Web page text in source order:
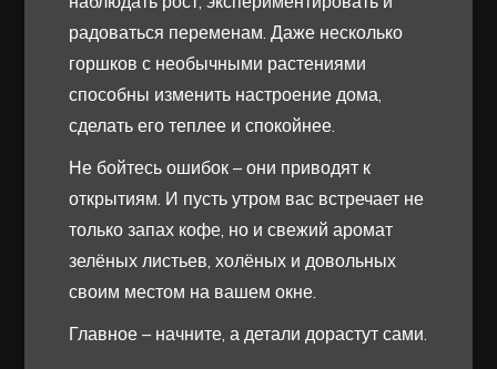
радоваться переменам. Даже несколько
горшков с необычными растениями
способны изменить настроение дома,
сделать его теплее и спокойнее.
Не бойтесь ошибок – они приводят к
открытиям. И пусть утром вас встречает не
только запах кофе, но и свежий аромат
зелёных листьев, холёных и довольных
своим местом на вашем окне.
Главное – начните, а детали дорастут сами.